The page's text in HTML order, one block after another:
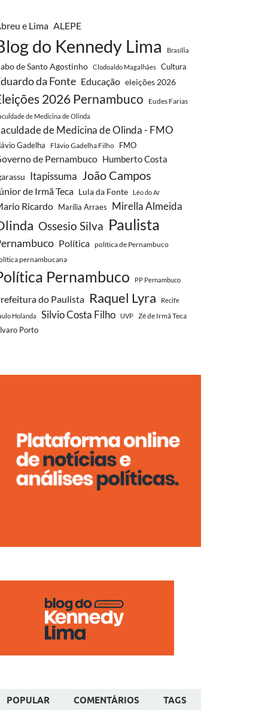
e Lima ALEPE
do Kennedy Lima Brasília
de Santo Agostinho Clodoaldo Magalhães Cultura
da Fonte Educação eleições 2026
2026 Pernambuco Eudes Farias
de Medicina de Olinda
de Medicina de Olinda - FMO
Gadelha Flávio Gadelha Filho FMO
de Pernambuco Humberto Costa
Itapissuma João Campos
de Irmã Teca Lula da Fonte Léo do Ar
Ricardo Marília Arraes Mirella Almeida
Ossesio Silva Paulista
Política política de Pernambuco
pernambucana
Pernambuco PP Pernambuco
do Paulista Raquel Lyra
Recife
Holanda
Silvio Costa Filho UVP
Zé de Irmã Teca
Porto
POPULAR COMENTÁRIOS TAGS